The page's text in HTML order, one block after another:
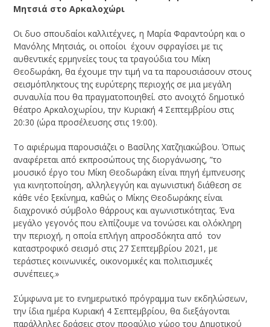
Μητσιά στο Αρκαλοχώρι
Οι δυο σπουδαίοι καλλιτέχνες, η Μαρία Φαραντούρη και ο
Μανόλης Μητσιάς, οι οποίοι έχουν σφραγίσει με τις
αυθεντικές ερμηνείες τους τα τραγούδια του Μίκη
Θεοδωράκη, θα έχουμε την τιμή να τα παρουσιάσουν στους
σεισμόπληκτους της ευρύτερης περιοχής σε μια μεγάλη
συναυλία που θα πραγματοποιηθεί. στο ανοιχτό δημοτικό
θέατρο Αρκαλοχωρίου, την Κυριακή 4 Σεπτεμβρίου στις
20:30 (ώρα προσέλευσης στις 19:00).
Το αφιέρωμα παρουσιάζει ο Βασίλης Χατζηιακώβου. Όπως
αναφέρεται από εκπροσώπους της διοργάνωσης, ”το
μουσικό έργο του Μίκη Θεοδωράκη είναι πηγή έμπνευσης
για κινητοποίηση, αλληλεγγύη και αγωνιστική διάθεση σε
κάθε νέο ξεκίνημα, καθώς ο Μίκης Θεοδωράκης είναι
διαχρονικό σύμβολο θάρρους και αγωνιστικότητας. Ένα
μεγάλο γεγονός που ελπίζουμε να τονώσει και ολόκληρη
την περιοχή, η οποία επλήγη απροσδόκητα από τον
καταστροφικό σεισμό στις 27 Σεπτεμβρίου 2021, με
τεράστιες κοινωνικές, οικονομικές και πολιτισμικές
συνέπειες.»
Σύμφωνα με το ενημερωτικό πρόγραμμα των εκδηλώσεων,
την ίδια ημέρα Κυριακή 4 Σεπτεμβρίου, θα διεξάγονται
παράλληλες δράσεις στον προαύλιο χώρο του Δημοτικού